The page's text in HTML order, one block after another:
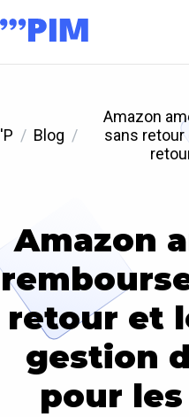
'P Blog
Amazon
sans
Amazon
retour et
gestion
pour